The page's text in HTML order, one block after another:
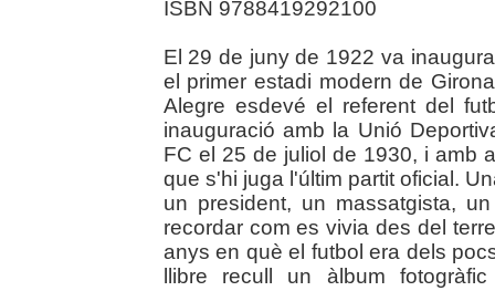
ISBN 9788419292100
El 29 de juny de 1922 va
el primer estadi modern de
Alegre esdevé el referent del
inauguració amb la Unió
FC el 25 de juliol de 1930, i amb
que s'hi juga l'últim partit oficial.
un president, un massatgista,
recordar com es vivia des del
anys en què el futbol era dels
llibre recull un àlbum